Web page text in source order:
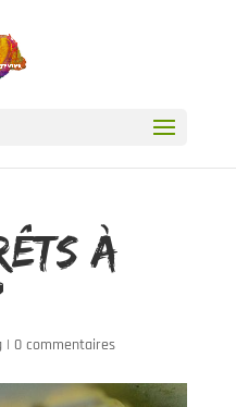
À
| 0 commentaires